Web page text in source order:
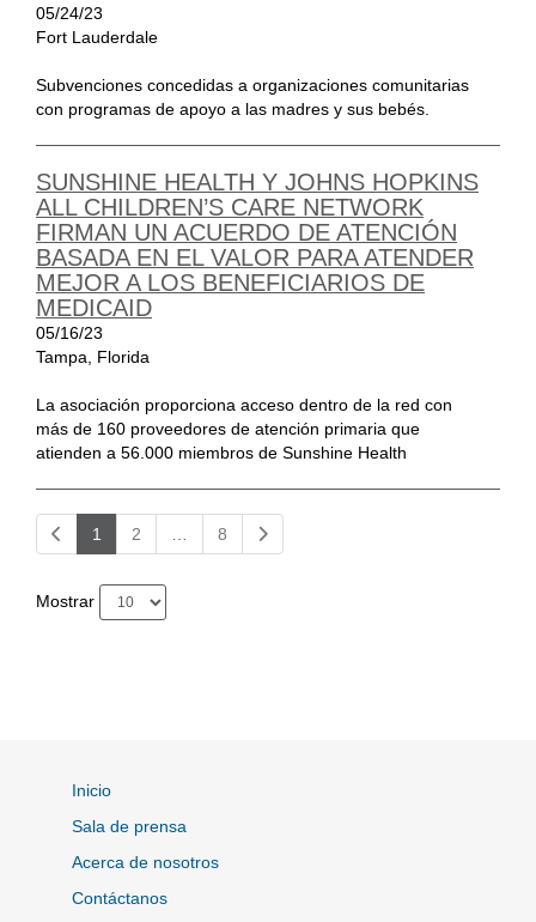
05/24/23
Fort Lauderdale
Subvenciones concedidas a organizaciones comunitarias
con programas de apoyo a las madres y sus bebés.
SUNSHINE HEALTH Y JOHNS HOPKINS
ALL CHILDREN’S CARE NETWORK
FIRMAN UN ACUERDO DE ATENCIÓN
BASADA EN EL VALOR PARA ATENDER
MEJOR A LOS BENEFICIARIOS DE
MEDICAID
05/16/23
Tampa, Florida
La asociación proporciona acceso dentro de la red con
más de 160 proveedores de atención primaria que
atienden a 56.000 miembros de Sunshine Health
1 2 8
Mostrar
Inicio
Sala de prensa
Acerca de nosotros
Contáctanos